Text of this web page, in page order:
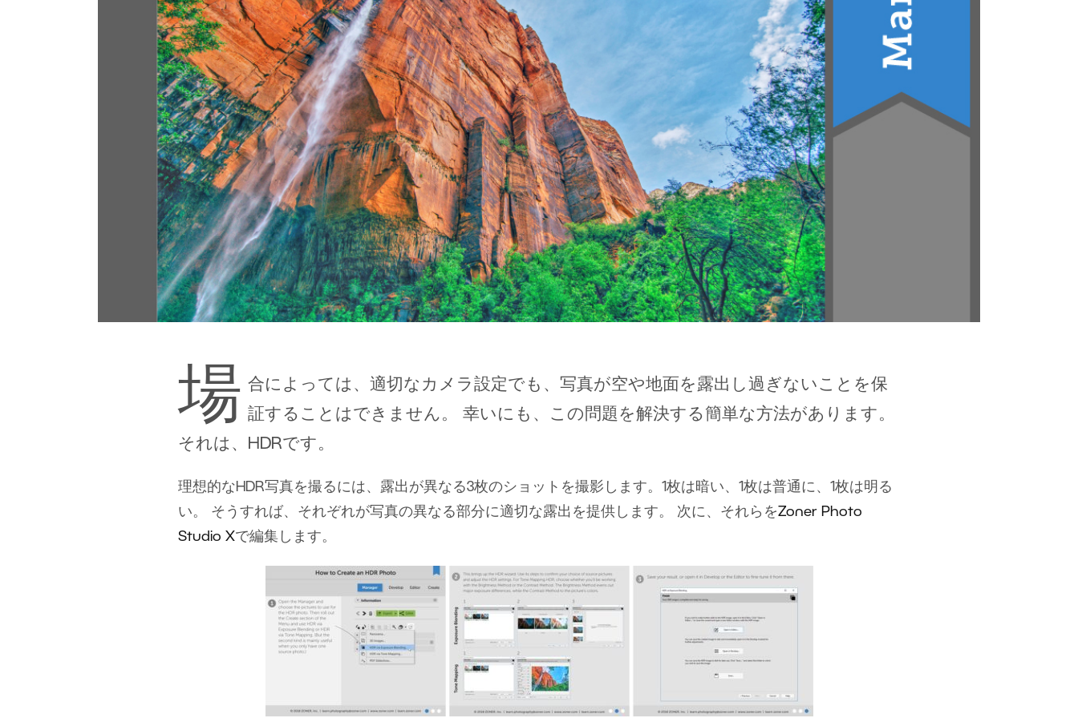
場 合によっては、適切なカメラ設定でも、写真が空や地面を露出し過ぎないことを保
証することはできません。 幸いにも、この問題を解決する簡単な方法があります。
それは、HDRです。
理想的なHDR写真を撮るには、露出が異なる3枚のショットを撮影します。1枚は暗い、1枚は普通に、1枚は明る
い。 そうすれば、それぞれが写真の異なる部分に適切な露出を提供します。 次に、それらをZoner Photo
Studio Xで編集します。